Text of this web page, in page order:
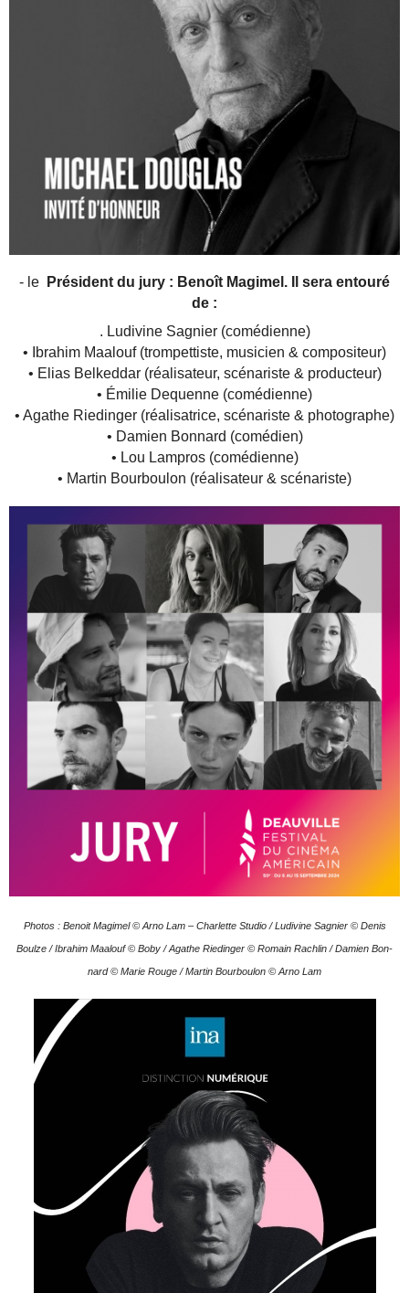
- le
Président du jury : Benoît Magimel. Il sera entouré
de :
. Ludivine Sagnier (comédienne)
• Ibrahim Maalouf (trompettiste, musicien & compositeur)
• Elias Belkeddar (réalisateur, scénariste & producteur)
• Émilie Dequenne (comédienne)
• Agathe Riedinger (réalisatrice, scénariste & photographe)
• Damien Bonnard (comédien)
• Lou Lampros (comédienne)
• Martin Bourboulon (réalisateur & scénariste)
Pho­tos : Benoit Magi­mel © Arno Lam – Char­lette Stu­dio / Ludi­vine Sagnier © Denis
Boulze / Ibra­him Maa­louf © Boby / Agathe Rie­din­ger © Romain Rachlin / Damien Bon­
nard © Marie Rouge / Mar­tin Bour­bou­lon © Arno Lam